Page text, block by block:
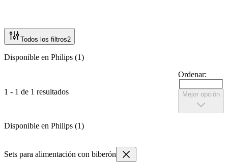
Todos los filtros2
Disponible en Philips (1)
1 - 1 de 1 resultados
Ordenar:
Mejor opción
Disponible en Philips (1)
Sets para alimentación con biberón